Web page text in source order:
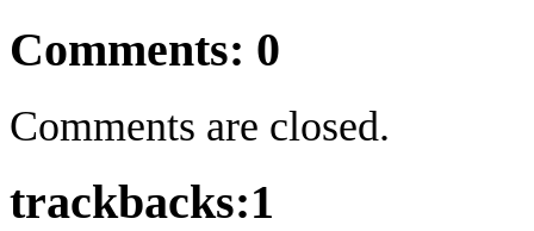
Comments: 0
Comments are closed.
trackbacks:1